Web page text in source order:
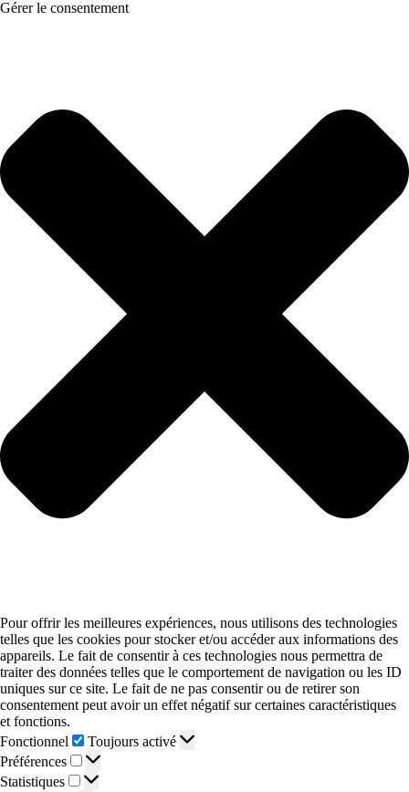
Gérer le consentement
Pour offrir les meilleures expériences, nous utilisons des technologies
telles que les cookies pour stocker et/ou accéder aux informations des
appareils. Le fait de consentir à ces technologies nous permettra de
traiter des données telles que le comportement de navigation ou les ID
uniques sur ce site. Le fait de ne pas consentir ou de retirer son
consentement peut avoir un effet négatif sur certaines caractéristiques
et fonctions.
Fonctionnel
Toujours activé
Préférences
Statistiques